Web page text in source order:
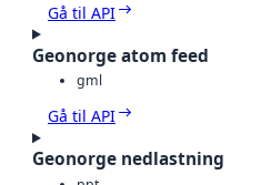
Gå til API
Geonorge atom feed
gml
Gå til API
Geonorge nedlastning